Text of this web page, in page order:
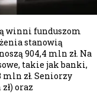
winni funduszom
stanowią
904,4 mln zł. Na
takie jak banki,
mln zł. Seniorzy
oraz